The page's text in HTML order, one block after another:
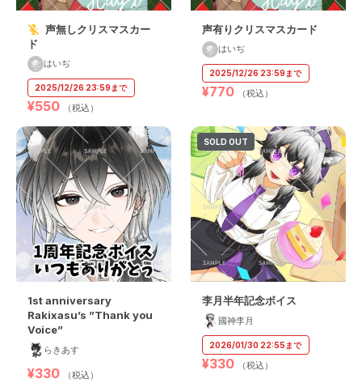
声無しクリスマスカー
ド
はいぢ
2025/12/26 23:59まで
¥550 （税込）
声有りクリスマスカード
はいぢ
2025/12/26 23:59まで
¥770 （税込）
1st anniversary
Rakixasu’s ”Thank you
Voice”
らきあす
¥330 （税込）
SOLD OUT
李月半年記念ボイス
國神李月
2026/01/30 22:55まで
¥330 （税込）